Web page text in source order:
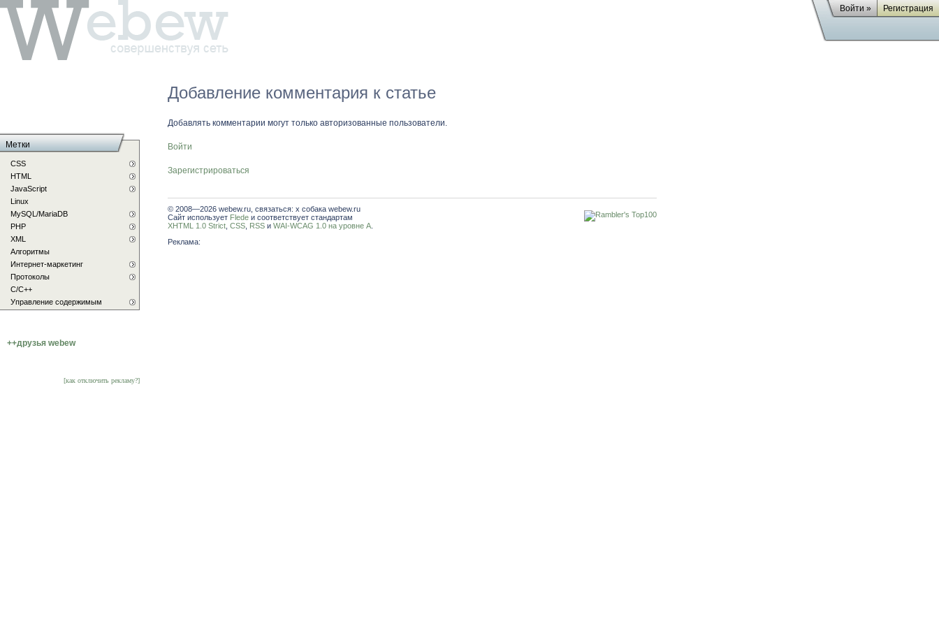
Войти » Регистрация
Добавление комментария к статье
Добавлять комментарии могут только авторизованные пользователи.
Войти
Зарегистрироваться
© 2008—2026 webew.ru, связаться: x собака webew.ru
Сайт использует Flede и соответствует стандартам
XHTML 1.0 Strict CSS RSS и WAI-WCAG 1.0 на уровне A
Реклама:
Метки
CSS
HTML
JavaScript
Linux
MySQL/MariaDB
PHP
XML
Алгоритмы
Интернет-маркетинг
Протоколы
С/C++
Управление содержимым
++друзья webew
[как отключить рекламу?]